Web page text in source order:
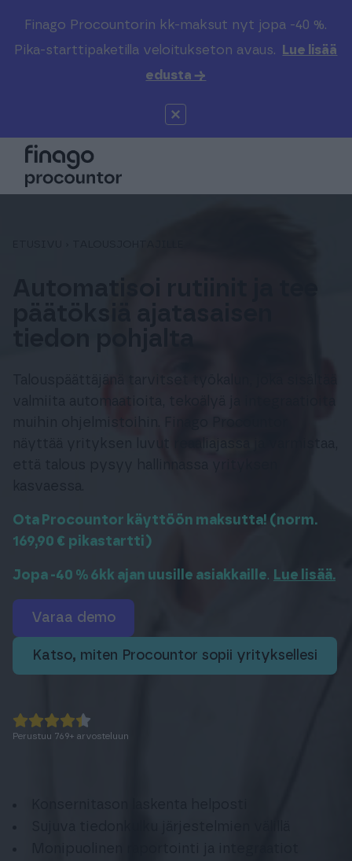
Finago Procountorin kk-maksut nyt jopa -40 %.
Pika-starttipaketilla veloitukseton avaus.
Lue lisää
edusta →
Etsi sivustolta
Valitse kieli
Global (EN)
Kirjaudu
Solo
Sopimuskone
Kenelle
Tilitoimistoille
Tilaa Procountor
Kokeile maksutta
Ota Procountor käyttöön maksutta! (norm.
169,90 € pikastartti)
Jopa -40 % 6kk ajan uusille asiakkaille. Lue lisää.
varaa demo
Katso, miten Procountor sopii yrityksellesi
Perustuu 769+ arvosteluun